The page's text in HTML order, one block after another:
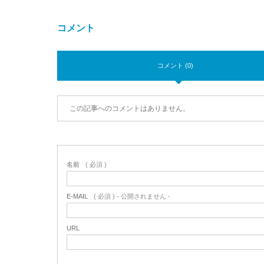
コメント
コメント (0)
この記事へのコメントはありません。
名前 ( 必須 )
E-MAIL ( 必須 ) - 公開されません -
URL